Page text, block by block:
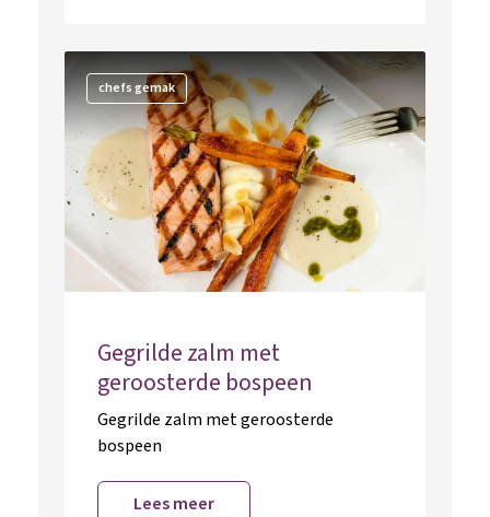
chefs gemak
Gegrilde zalm met
geroosterde bospeen
Gegrilde zalm met geroosterde
bospeen
Lees meer